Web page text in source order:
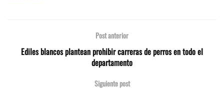
Post anterior
Ediles blancos plantean prohibir carreras de perros en todo el
departamento
Siguiente post